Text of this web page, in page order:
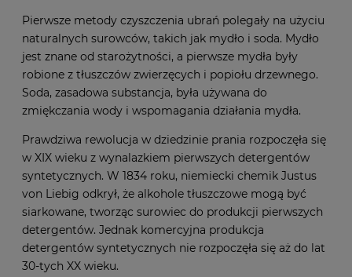
Pierwsze metody czyszczenia ubrań polegały na użyciu
naturalnych surowców, takich jak mydło i soda. Mydło
jest znane od starożytności, a pierwsze mydła były
robione z tłuszczów zwierzęcych i popiołu drzewnego.
Soda, zasadowa substancja, była używana do
zmiękczania wody i wspomagania działania mydła.
Prawdziwa rewolucja w dziedzinie prania rozpoczęła się
w XIX wieku z wynalazkiem pierwszych detergentów
syntetycznych. W 1834 roku, niemiecki chemik Justus
von Liebig odkrył, że alkohole tłuszczowe mogą być
siarkowane, tworząc surowiec do produkcji pierwszych
detergentów. Jednak komercyjna produkcja
detergentów syntetycznych nie rozpoczęła się aż do lat
30-tych XX wieku.